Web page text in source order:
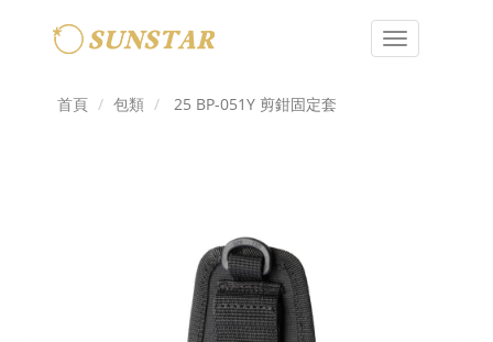
Toggle
首頁
包類 25 BP-051Y 剪鉗固定套